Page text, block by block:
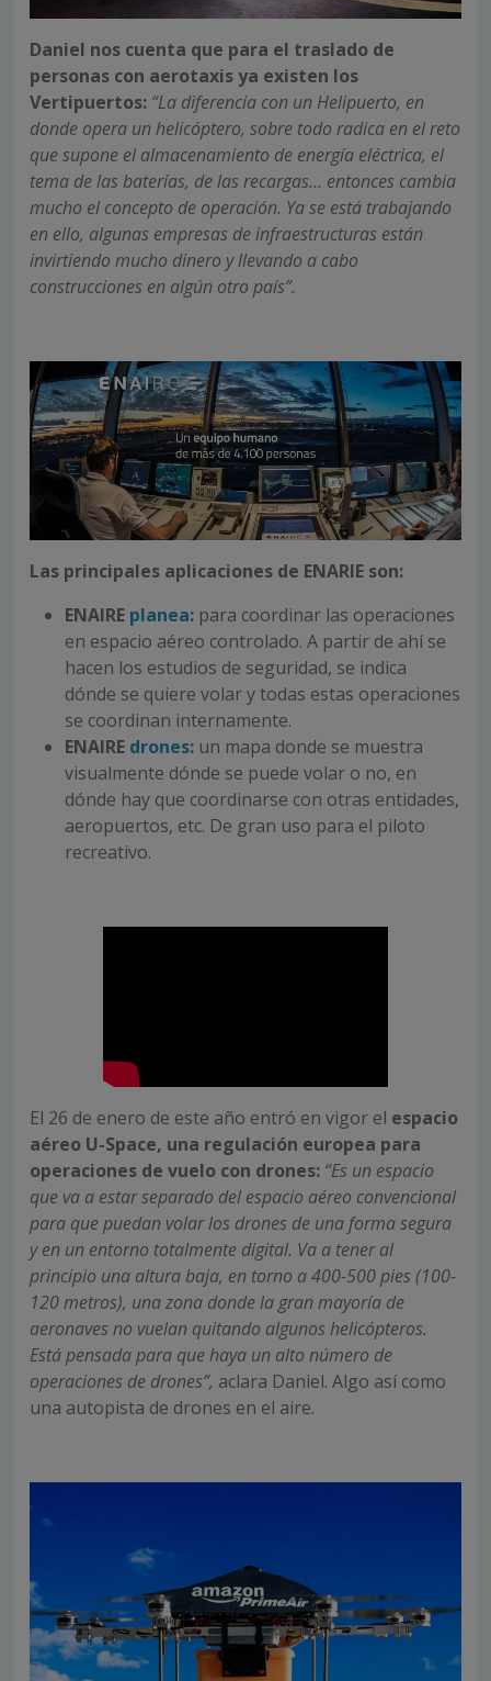
Daniel nos cuenta que para el traslado de
personas con aerotaxis ya existen los
Vertipuertos: “La diferencia con un Helipuerto, en
donde opera un helicóptero, sobre todo radica en el reto
que supone el almacenamiento de energía eléctrica, el
tema de las baterías, de las recargas… entonces cambia
mucho el concepto de operación. Ya se está trabajando
en ello, algunas empresas de infraestructuras están
invirtiendo mucho dinero y llevando a cabo
construcciones en algún otro país”.
Las principales aplicaciones de ENARIE son:
ENAIRE planea: para coordinar las operaciones
en espacio aéreo controlado. A partir de ahí se
hacen los estudios de seguridad, se indica
dónde se quiere volar y todas estas operaciones
se coordinan internamente.
ENAIRE drones: un mapa donde se muestra
visualmente dónde se puede volar o no, en
dónde hay que coordinarse con otras entidades,
aeropuertos, etc. De gran uso para el piloto
recreativo.
El 26 de enero de este año entró en vigor el espacio
aéreo U-Space, una regulación europea para
operaciones de vuelo con drones: “Es un espacio
que va a estar separado del espacio aéreo convencional
para que puedan volar los drones de una forma segura
y en un entorno totalmente digital. Va a tener al
principio una altura baja, en torno a 400-500 pies (100-
120 metros), una zona donde la gran mayoría de
aeronaves no vuelan quitando algunos helicópteros.
Está pensada para que haya un alto número de
operaciones de drones”, aclara Daniel. Algo así como
una autopista de drones en el aire.